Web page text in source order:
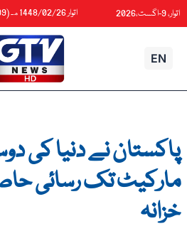
اتوار، 9-اگست،2026 اتوار 1448/02/26هـ (09-08-2026م)
EN
پاکستان نے دنیا کی
مارکیٹ تک رسائی
خزانہ